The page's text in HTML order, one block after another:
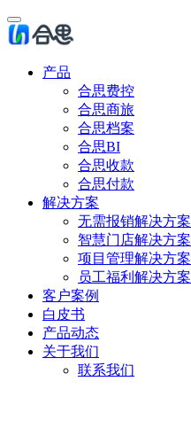
产品
合思费控
合思商旅
合思档案
合思BI
合思收款
合思付款
解决方案
无需报销解决方案
智慧门店解决方案
项目管理解决方案
员工福利解决方案
客户案例
白皮书
产品动态
关于我们
联系我们